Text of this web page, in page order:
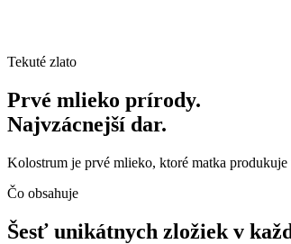
Tekuté zlato
Prvé mlieko prírody.
Najvzácnejší dar.
Kolostrum je prvé mlieko, ktoré matka
Čo obsahuje
Šesť unikátnych zložiek v